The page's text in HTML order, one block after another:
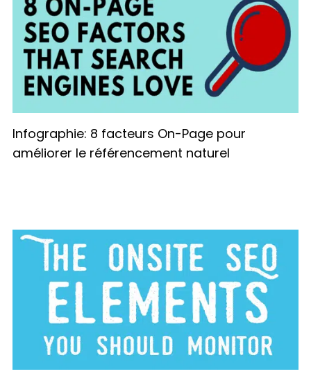
Infographie: 8 facteurs On-Page pour
améliorer le référencement naturel